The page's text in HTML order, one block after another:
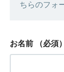
ちらのフォ
お名前 （必須）